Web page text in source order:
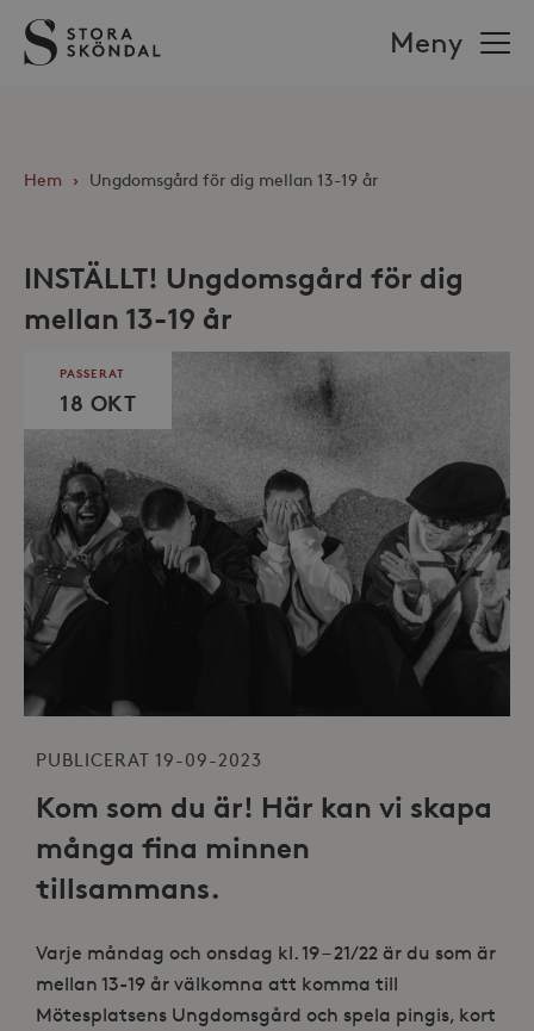
Stora
Sköndal
Meny
Hem › Ungdomsgård för dig mellan 13-19 år
INSTÄLLT! Ungdomsgård för dig
mellan 13-19 år
PASSERAT
18 OKT
PUBLICERAT 19-09-2023
Kom som du är! Här kan vi skapa
många fina minnen
tillsammans.
Varje måndag och onsdag kl. 19 – 21/22 är du som är
mellan 13-19 år välkomna att komma till
Mötesplatsens Ungdomsgård och spela pingis, kort